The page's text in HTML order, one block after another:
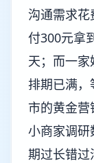
沟通需求花
付300元拿
天；而一
排期已满
市的黄金
小商家调研
期过长错过